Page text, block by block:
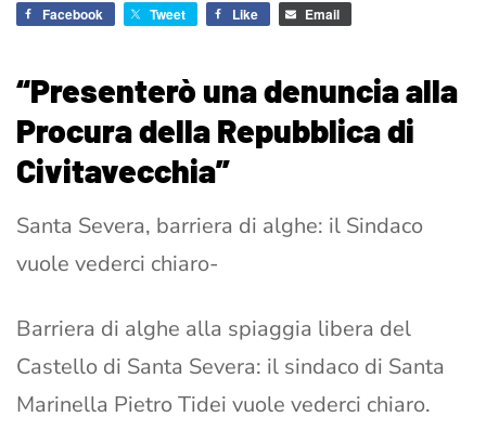
Facebook Tweet Like Email
“Presenterò una denuncia alla
Procura della Repubblica di
Civitavecchia”
Santa Severa, barriera di alghe: il Sindaco
vuole vederci chiaro-
Barriera di alghe alla spiaggia libera del
Castello di Santa Severa: il sindaco di Santa
Marinella Pietro Tidei vuole vederci chiaro.